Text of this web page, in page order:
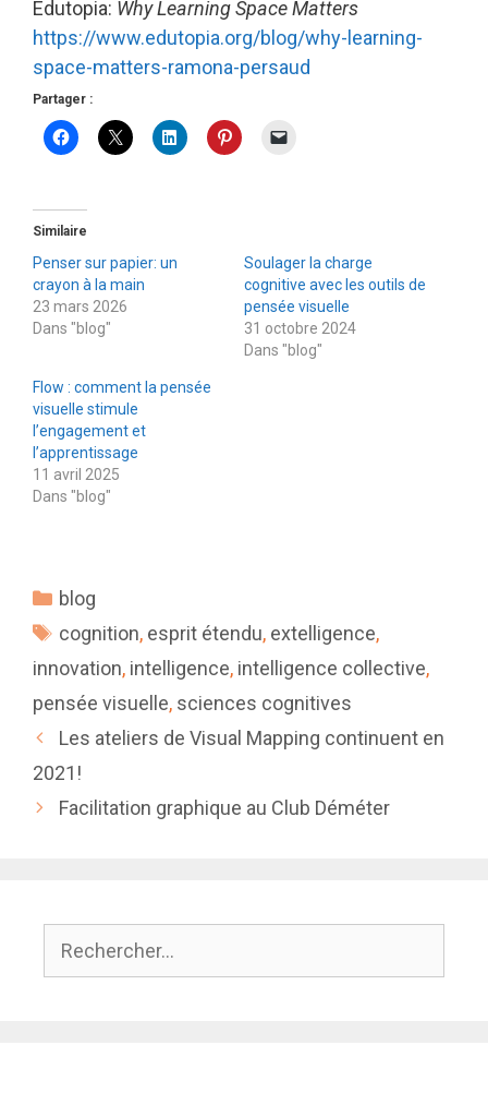
Edutopia: Why Learning Space Matters
https://www.edutopia.org/blog/why-learning-
space-matters-ramona-persaud
Partager :
Similaire
Penser sur papier: un
crayon à la main
23 mars 2026
Dans "blog"
Soulager la charge
cognitive avec les outils de
pensée visuelle
31 octobre 2024
Dans "blog"
Flow : comment la pensée
visuelle stimule
l’engagement et
l’apprentissage
11 avril 2025
Dans "blog"
Catégories
blog
Étiquettes
cognition, esprit étendu, extelligence,
innovation, intelligence, intelligence collective,
pensée visuelle, sciences cognitives
Les ateliers de Visual Mapping continuent en
2021!
Facilitation graphique au Club Déméter